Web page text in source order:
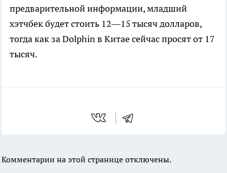
предварительной информации, младший
хэтчбек будет стоить 12—15 тысяч долларов,
тогда как за Dolphin в Китае сейчас просят от 17
тысяч.
Комментарии на этой странице отключены.